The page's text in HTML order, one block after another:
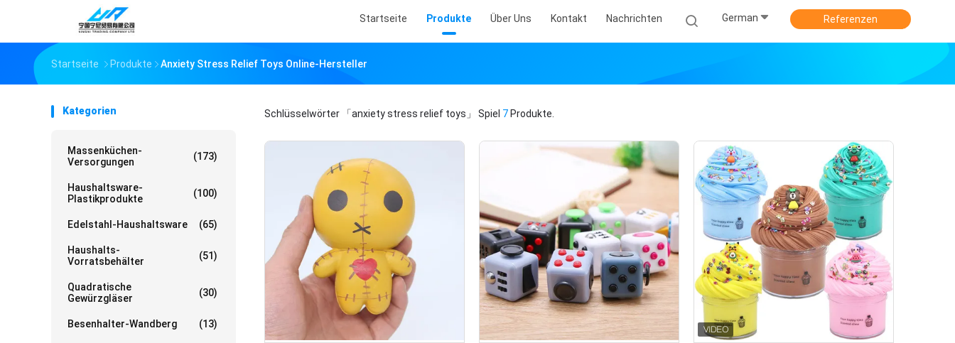
Startseite Produkte Über Uns Kontakt Nachrichten German Referenzen
Startseite Produkte Anxiety Stress Relief Toys Online-Hersteller
Kategorien
Massenküchen-
Versorgungen
(173)
Haushaltsware-
Plastikprodukte
(100)
Edelstahl-Haushaltsware (65)
Haushalts-
Vorratsbehälter
(51)
Quadratische
Gewürzgläser
(30)
Besenhalter-Wandberg (13)
Schlüsselwörter 「anxiety stress relief toys」 Spiel 7 Produkte.